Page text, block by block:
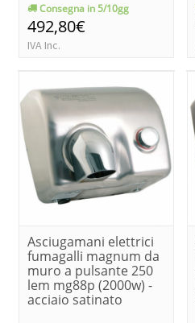
Consegna in 5/10gg
492,80€
IVA Inc.
Asciugamani elettrici
fumagalli magnum da
muro a pulsante 250
lem mg88p (2000w) -
acciaio satinato